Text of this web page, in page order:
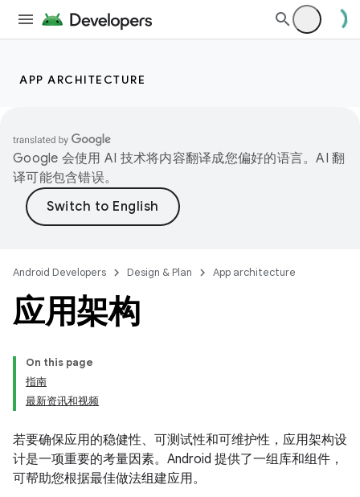
APP ARCHITECTURE
Google 会使用 AI 技术将内容翻译成您偏好的语言。AI 翻
译可能包含错误。
Android Developers Design & Plan App architecture
应用架构
On this page
指南
最新资讯和视频
若要确保应用的稳健性、可测试性和可维护性，应用架构设
计是一项重要的考量因素。Android 提供了一组库和组件，
可帮助您根据最佳做法组建应用。